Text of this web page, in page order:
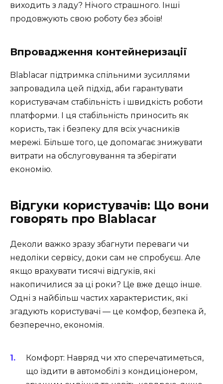
виходить з ладу? Нічого страшного. Інші
продовжують свою роботу без збоїв!
Впровадження контейнеризації
Blablacar підтримка спільними зусиллями
запровадила цей підхід, аби гарантувати
користувачам стабільність і швидкість роботи
платформи. І ця стабільність приносить як
користь, так і безпеку для всіх учасників
мережі. Більше того, це допомагає знижувати
витрати на обслуговування та зберігати
економію.
Відгуки користувачів: Що вони
говорять про Blablacar
Деколи важко зразу збагнути переваги чи
недоліки сервісу, доки сам не спробуєш. Але
якщо врахувати тисячі відгуків, які
накопичилися за ці роки? Це вже дещо інше.
Одні з найбільш частих характеристик, які
згадують користувачі — це комфор, безпека й,
безперечно, економія.
Комфорт: Навряд чи хто сперечатиметься,
що їздити в автомобілі з кондиціонером,